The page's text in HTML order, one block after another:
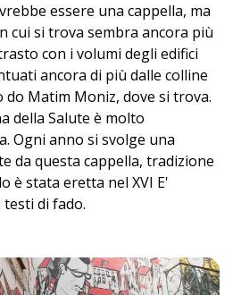
essere una cappella, ma
cui si trova sembra ancora più
con i volumi degli edifici
ancora di più dalle colline
Matim Moniz, dove si trova.
della Salute è molto
Ogni anno si svolge una
da questa cappella, tradizione
è stata eretta nel XVI E'
di fado.